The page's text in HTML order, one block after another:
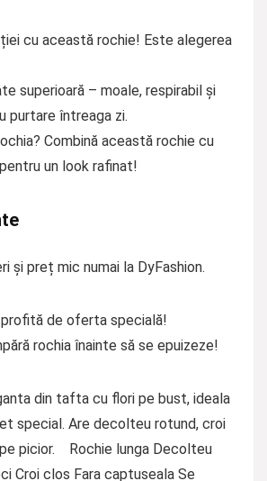
cu această rochie! Este alegerea
superioară – moale, respirabil și
purtare întreaga zi.
Combină această rochie cu
un look rafinat!
și preț mic numai la DyFashion.
profită de oferta specială!
rochia înainte să se epuizeze!
din tafta cu flori pe bust, ideala
special. Are decolteu rotund, croi
picior. Rochie lunga Decolteu
Croi clos Fara captuseala Se